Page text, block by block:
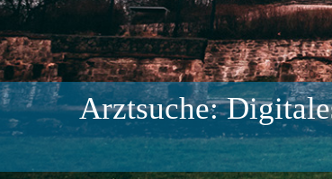
Arztsuche: